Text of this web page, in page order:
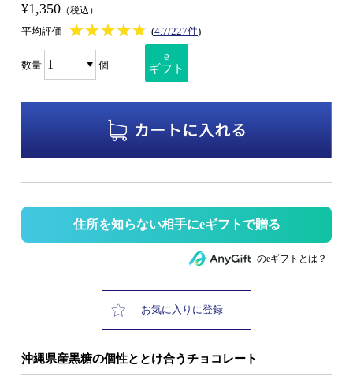
¥1,350 （税込）
平均評価 ★★★★★
★★★★★ (4.7/227件)
数量 個
e
ギフト
住所を知らない相手にeギフトで贈る
のeギフトとは？
お気に入りに登録
沖縄県産黒糖の個性ととけ合うチョコレート